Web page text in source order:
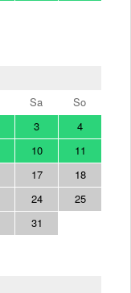
Sa
So
3
4
10
11
17
18
24
25
31